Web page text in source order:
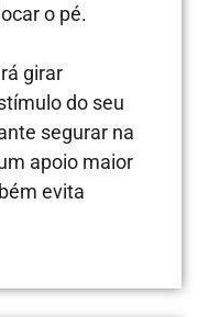
o pé.
girar
do seu
segurar na
apoio maior
evita